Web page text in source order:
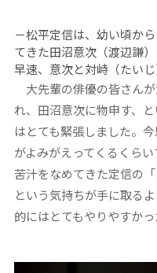
－松平定信は、幼い頃か
てきた田沼意次（渡辺謙
早速、意次と対峙（たい
大先輩の俳優の皆さん
れ、田沼意次に物申す、
はとても緊張しました。
がよみがえってくるくら
苦汁をなめてきた定信の
という気持ちが手に取る
的にはとてもやりやすかっ